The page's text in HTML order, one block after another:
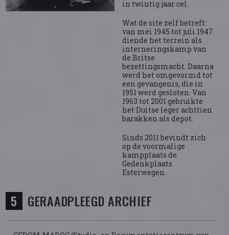
in twintig jaar cel.
Wat de site zelf betreft:
van mei 1945 tot juli 1947
diende het terrein als
interneringskamp van
de Britse
bezettingsmacht. Daarna
werd het omgevormd tot
een gevangenis, die in
1951 werd gesloten. Van
1963 tot 2001 gebruikte
het Duitse leger achttien
barakken als depot.
Sinds 2011 bevindt zich
op de voormalige
kampplaats de
Gedenkplaats
Esterwegen.
GERAADPLEEGD ARCHIEF